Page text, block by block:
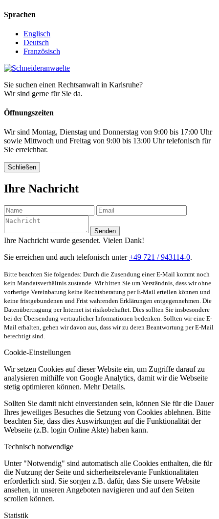
Sprachen
Englisch
Deutsch
Französisch
Sie suchen einen Rechtsanwalt in Karlsruhe?
Wir sind gerne für Sie da.
Öffnungszeiten
Wir sind Montag, Dienstag und Donnerstag von 9:00 bis 17:00 Uhr
sowie Mittwoch und Freitag von 9:00 bis 13:00 Uhr telefonisch für
Sie erreichbar.
Schließen
Ihre Nachricht
Senden
Ihre Nachricht wurde gesendet. Vielen Dank!
Sie erreichen und auch telefonisch unter+49 721 / 943114-0.
Bitte beachten Sie folgendes: Durch die Zusendung einer E-Mail kommt noch
kein Mandatsverhältnis zustande. Wir bitten Sie um Verständnis, dass wir ohne
vorherige Vereinbarung keine Rechtsberatung per E-Mail erteilen können und
keine fristgebundenen und Frist wahrenden Erklärungen entgegennehmen. Die
Datenübertragung per Internet ist risikobehaftet. Dies sollten Sie insbesondere
bei der Übersendung vertraulicher Informationen bedenken. Sollten wir eine E-
Mail erhalten, gehen wir davon aus, dass wir zu deren Beantwortung per E-Mail
berechtigt sind.
Cookie-Einstellungen
Wir setzen Cookies auf dieser Website ein, um Zugriffe darauf zu
analysieren mithilfe von Google Analytics, damit wir die Webseite
stetig optimieren können. Mehr Details.
Sollten Sie damit nicht einverstanden sein, können Sie für die Dauer
Ihres jeweiliges Besuches die Setzung von Cookies ablehnen. Bitte
beachten Sie, dass dies Auswirkungen auf die Funktionalität der
Webseite (z.B. login Online Akte) haben kann.
Technisch notwendige
Unter "Notwendig" sind automatisch alle Cookies enthalten, die für
die Nutzung der Seite und sicherheitsrelevante Funktionalitäten
erforderlich sind. Sie sorgen z.B. dafür, dass Sie unsere Website
ansehen, in unseren Angeboten navigieren und auf den Seiten
scrollen können.
Statistik